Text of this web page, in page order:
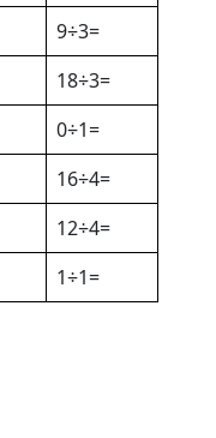
9÷3=
18÷3=
0÷1=
16÷4=
12÷4=
1÷1=